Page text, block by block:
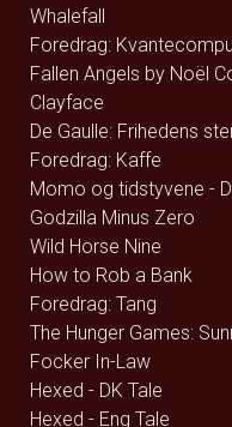
Whalefall
Foredrag:
Fallen Angels by Noël
Clayface
De Gaulle: Frihedens
Foredrag: Kaffe
Momo og tidstyvene -
Godzilla Minus Zero
Wild Horse Nine
How to Rob a Bank
Foredrag: Tang
The Hunger Games:
Focker In-Law
Hexed - DK Tale
Hexed - Eng Tale